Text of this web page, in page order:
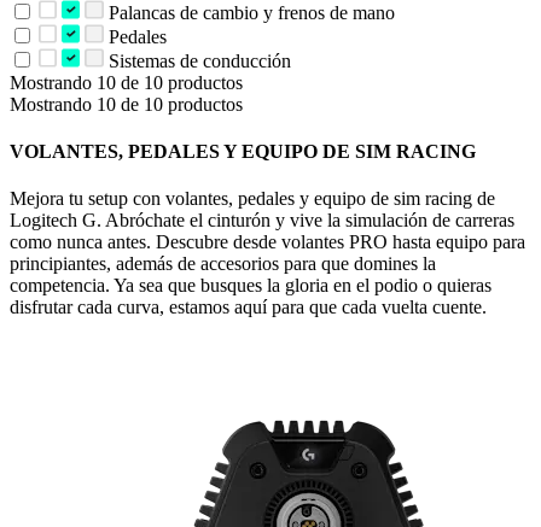
Palancas de cambio y frenos de mano
Pedales
Sistemas de conducción
Mostrando 10 de 10 productos
Mostrando 10 de 10 productos
VOLANTES, PEDALES Y EQUIPO DE SIM RACING
Mejora tu setup con volantes, pedales y equipo de sim racing de
Logitech G. Abróchate el cinturón y vive la simulación de carreras
como nunca antes. Descubre desde volantes PRO hasta equipo para
principiantes, además de accesorios para que domines la
competencia. Ya sea que busques la gloria en el podio o quieras
disfrutar cada curva, estamos aquí para que cada vuelta cuente.